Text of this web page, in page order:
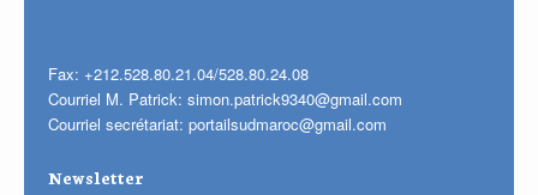
Fax: +212.528.80.21.04/528.80.24.08
Courriel M. Patrick: simon.patrick9340@gmail.com
Courriel secrétariat: portailsudmaroc@gmail.com
Newsletter